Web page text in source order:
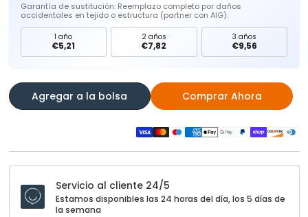
Garantía de sustitución: Reemplazo completo por daños
accidentales en tejido o estructura (partner con AIG).
1 año
€5,21
2 años
€7,82
3 años
€9,56
Agregar a la bolsa Comprar Ahora
Servicio al cliente 24/5
Estamos disponibles las 24 horas del día, los 5 días de
la semana